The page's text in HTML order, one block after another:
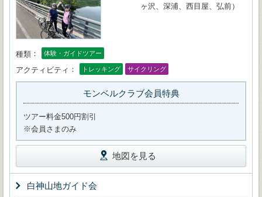
ヶ沢、深浦、西目屋、弘前）
種類 体験・ガイドツアー
アクティビティ トレッキング サイクリング
モンベルクラブ会員特典
ツアー料金500円割引
※会員さまのみ
地図を見る
白神山地ガイド会